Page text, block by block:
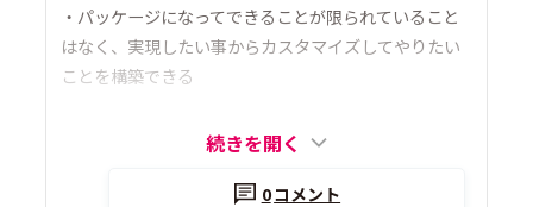
・パッケージになってできることが限られていること
はなく、実現したい事からカスタマイズしてやりたい
ことを構築できる
続きを開く
0コメント